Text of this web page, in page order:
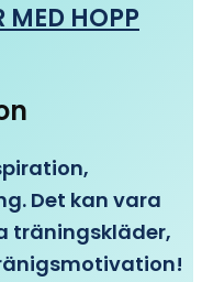
MED HOPP
Det kan vara
träningskläder,